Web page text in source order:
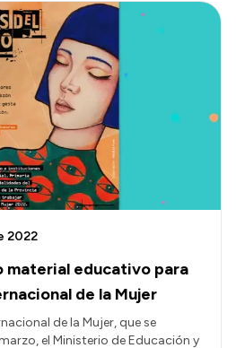
material educativo para
de la Mujer
2022
de la Mujer, que se
el Ministerio de Educación y